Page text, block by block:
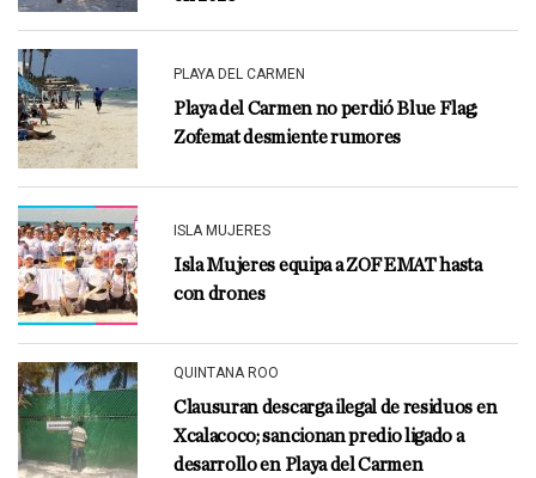
PLAYA DEL CARMEN
Playa del Carmen no perdió Blue Flag;
Zofemat desmiente rumores
ISLA MUJERES
Isla Mujeres equipa a ZOFEMAT hasta
con drones
QUINTANA ROO
Clausuran descarga ilegal de residuos en
Xcalacoco; sancionan predio ligado a
desarrollo en Playa del Carmen